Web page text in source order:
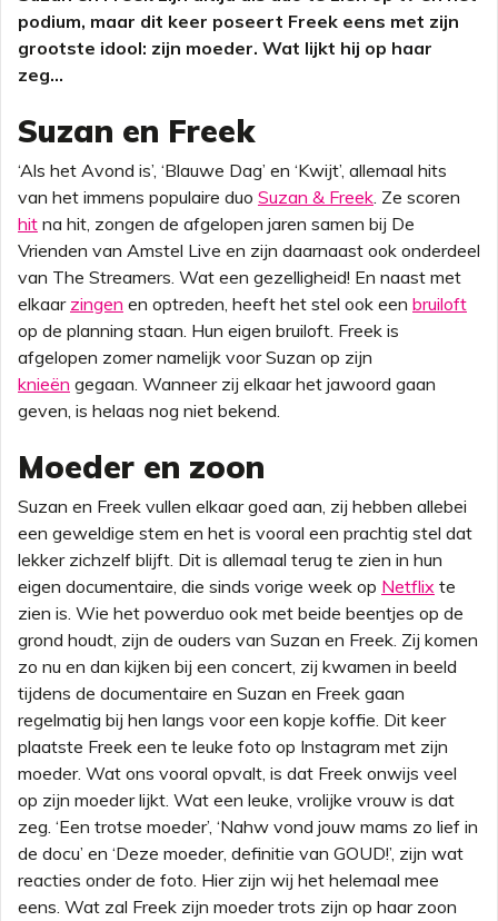
podium, maar dit keer poseert Freek eens met zijn
grootste idool: zijn moeder. Wat lijkt hij op haar
zeg...
Suzan en Freek
‘Als het Avond is’, ‘Blauwe Dag’ en ‘Kwijt’, allemaal hits
van het immens populaire duo Suzan & Freek. Ze scoren
hit na hit, zongen de afgelopen jaren samen bij De
Vrienden van Amstel Live en zijn daarnaast ook onderdeel
van The Streamers. Wat een gezelligheid! En naast met
elkaar zingen en optreden, heeft het stel ook een bruiloft
op de planning staan. Hun eigen bruiloft. Freek is
afgelopen zomer namelijk voor Suzan op zijn
knieën gegaan. Wanneer zij elkaar het jawoord gaan
geven, is helaas nog niet bekend.
Moeder en zoon
Suzan en Freek vullen elkaar goed aan, zij hebben allebei
een geweldige stem en het is vooral een prachtig stel dat
lekker zichzelf blijft. Dit is allemaal terug te zien in hun
eigen documentaire, die sinds vorige week op Netflix te
zien is. Wie het powerduo ook met beide beentjes op de
grond houdt, zijn de ouders van Suzan en Freek. Zij komen
zo nu en dan kijken bij een concert, zij kwamen in beeld
tijdens de documentaire en Suzan en Freek gaan
regelmatig bij hen langs voor een kopje koffie. Dit keer
plaatste Freek een te leuke foto op Instagram met zijn
moeder. Wat ons vooral opvalt, is dat Freek onwijs veel
op zijn moeder lijkt. Wat een leuke, vrolijke vrouw is dat
zeg. ‘Een trotse moeder’, ‘Nahw vond jouw mams zo lief in
de docu’ en ‘Deze moeder, definitie van GOUD!’, zijn wat
reacties onder de foto. Hier zijn wij het helemaal mee
eens. Wat zal Freek zijn moeder trots zijn op haar zoon